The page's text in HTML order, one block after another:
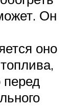
Он
оно
перед